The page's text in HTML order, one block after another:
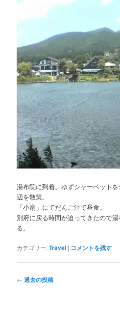
湯布院に到着。ゆずシャーベット
辺を散策。
「小扇」にてだんご汁で昼食。
別府に戻る時間が迫ってきたので
る。
カテゴリー:Travel | コメントを残す
投
ナ
← 過去の投稿